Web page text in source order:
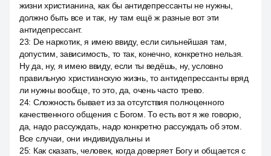
жизни христианина, как бы антидепрессанты не нужны,
должно быть все и так, ну там ещё ж разные вот эти
антидепрессант.
23: De наркотик, я имею ввиду, если сильнейшая там,
допустим, зависимость, то так, конечно, конкретно нельзя.
Ну да, ну, я имею ввиду, если ты ведёшь, ну, условно
правильную христианскую жизнь, то антидепрессанты вряд
ли нужны вообще, то это, да, очень часто трево.
24: Сложность бывает из за отсутствия полноценного
качественного общения с Богом. То есть вот я же говорю,
да, надо рассуждать, надо конкретно рассуждать об этом.
Все случаи, они индивидуальны и
25: Как сказать, человек, когда доверяет Богу и общается с